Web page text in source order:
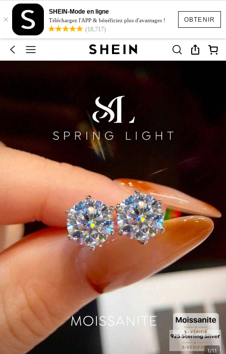
OBTENIR
×
SHEIN-Mode en ligne
Téléchargez l'APP & bénéficiez plus d'avantages !
(18,717)
1/11